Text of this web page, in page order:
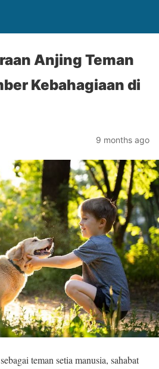
Anjing Teman
Kebahagiaan di
9 months ago
teman setia manusia, sahabat